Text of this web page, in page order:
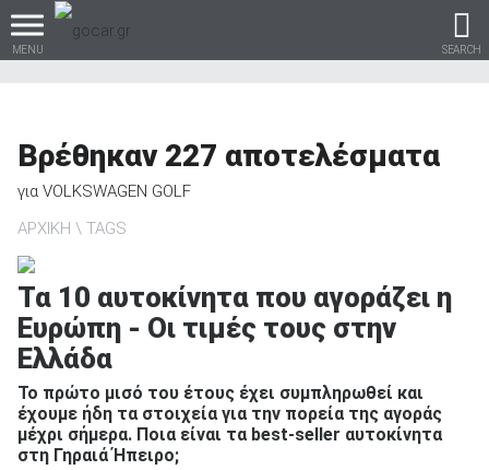
MENU SEARCH
Βρες τα πάντα για το
βρες το!
Καινούρια
Βρέθηκαν 227 αποτελέσματα
για VOLKSWAGEN GOLF
ΑΡΧΙΚΗ
TAGS
Τα 10 αυτοκίνητα που αγοράζει η
Ευρώπη - Οι τιμές τους στην
Ελλάδα
Το πρώτο μισό του έτους έχει συμπληρωθεί και
έχουμε ήδη τα στοιχεία για την πορεία της αγοράς
μέχρι σήμερα. Ποια είναι τα best-seller αυτοκίνητα
στη Γηραιά Ήπειρο;